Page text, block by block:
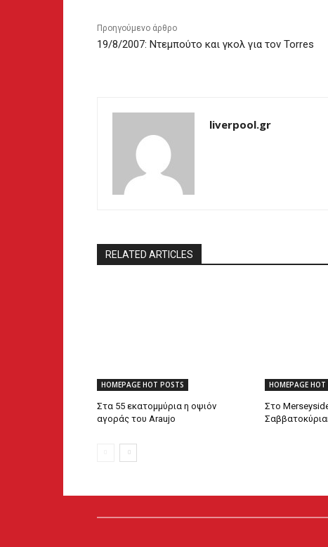
Προηγούμενο άρθρο
19/8/2007: Ντεμπούτο και γκολ για τον Torres
liverpool.gr
RELATED ARTICLES
HOMEPAGE HOT POSTS
Στα 55 εκατομμύρια η οψιόν
αγοράς του Araujo
HOMEPAGE HOT
Στο